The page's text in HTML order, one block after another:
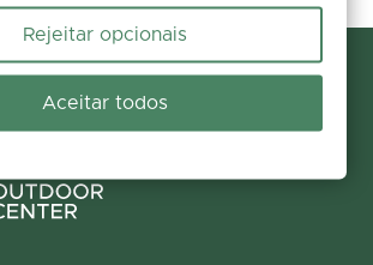
Rejeitar opcionais
Aceitar todos